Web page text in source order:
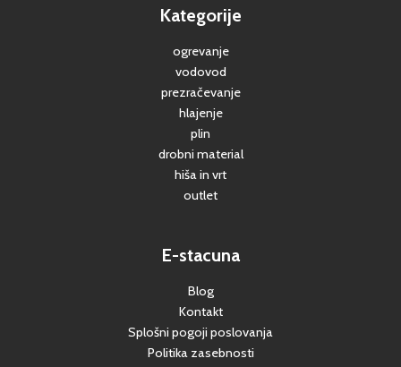
Kategorije
ogrevanje
vodovod
prezračevanje
hlajenje
plin
drobni material
hiša in vrt
outlet
E-stacuna
Blog
Kontakt
Splošni pogoji poslovanja
Politika zasebnosti